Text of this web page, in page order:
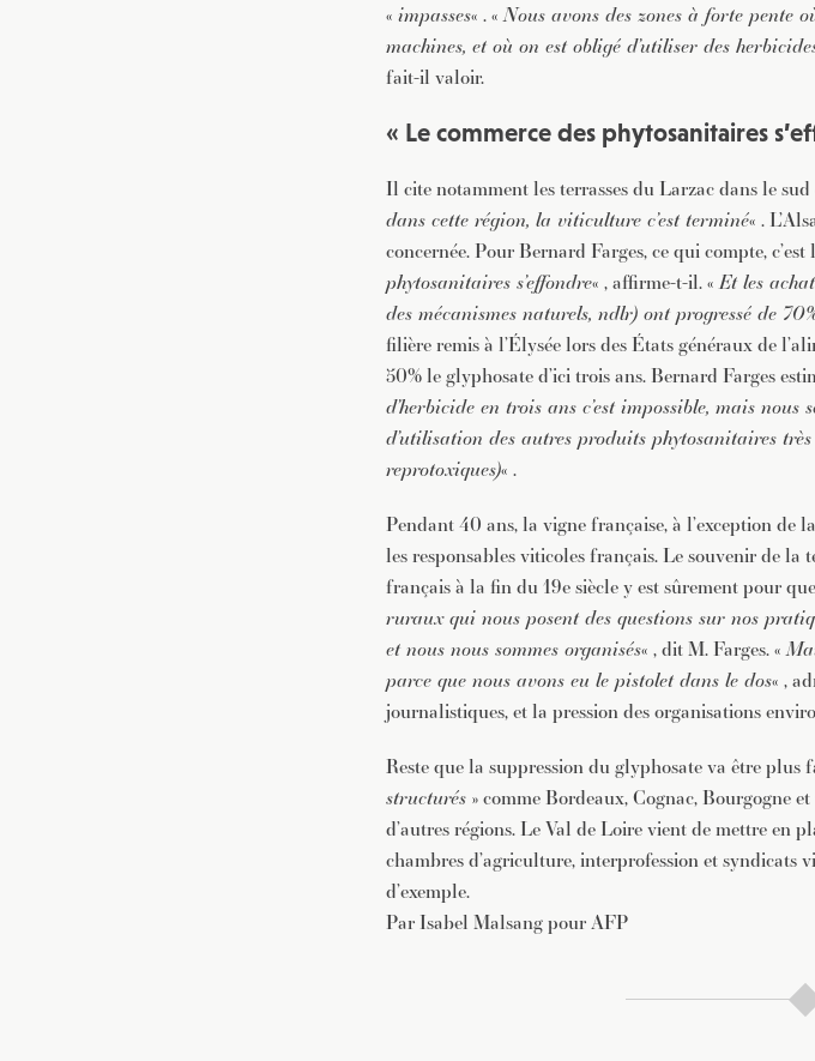
« impasses« . «Nous avons des zones à forte pente
machines, et où on est obligé d’utiliser des
fait-il valoir.
« Le commerce des phytosanitaires
Il cite notamment les terrasses du Larzac dans le sud
dans cette région, la viticulture c’est terminé« .
concernée. Pour Bernard Farges, ce qui compte,
phytosanitaires s’effondre« , affirme-t-il. «Et les
des mécanismes naturels, ndlr) ont progressé de
filière remis à l’Élysée lors des États généraux de
50% le glyphosate d’ici trois ans. Bernard Farges
d’herbicide en trois ans c’est impossible, mais nous
d’utilisation des autres produits phytosanitaires
reprotoxiques)« .
Pendant 40 ans, la vigne française, à l’exception de
les responsables viticoles français. Le souvenir de
français à la fin du 19e siècle y est sûrement pour
ruraux qui nous posent des questions sur nos
et nous nous sommes organisés« , dit M. Farges. «
parce que nous avons eu le pistolet dans le dos« ,
journalistiques, et la pression des organisations
Reste que la suppression du glyphosate va être plus
structurés » comme Bordeaux, Cognac, Bourgogne
d’autres régions. Le Val de Loire vient de mettre en
chambres d’agriculture, interprofession et syndicats
d’exemple.
Par Isabel Malsang pour AFP